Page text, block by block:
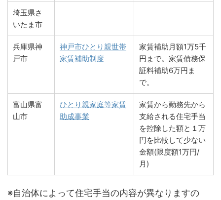
埼玉県さ
いたま市
兵庫県神
戸市
神戸市ひとり親世帯
家賃補助制度
家賃補助月額1万5千
円まで。家賃債務保
証料補助6万円ま
で。
富山県富
山市
ひとり親家庭等家賃
助成事業
家賃から勤務先から
支給される住宅手当
を控除した額と１万
円を比較して少ない
金額(限度額1万円/
月)
※自治体によって住宅手当の内容が異なりますの